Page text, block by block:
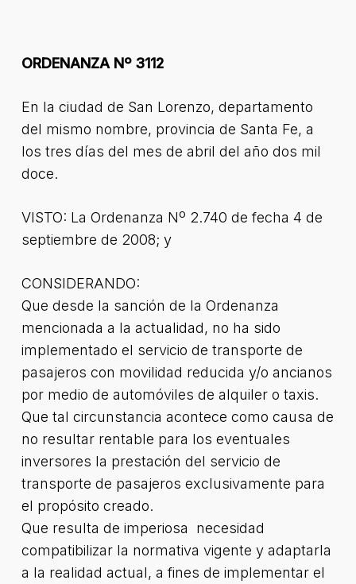
ORDENANZA Nº 3112
En la ciudad de San Lorenzo, departamento
del mismo nombre, provincia de Santa Fe, a
los tres días del mes de abril del año dos mil
doce.
VISTO: La Ordenanza Nº 2.740 de fecha 4 de
septiembre de 2008; y
CONSIDERANDO:
Que desde la sanción de la Ordenanza
mencionada a la actualidad, no ha sido
implementado el servicio de transporte de
pasajeros con movilidad reducida y/o ancianos
por medio de automóviles de alquiler o taxis.
Que tal circunstancia acontece como causa de
no resultar rentable para los eventuales
inversores la prestación del servicio de
transporte de pasajeros exclusivamente para
el propósito creado.
Que resulta de imperiosa necesidad
compatibilizar la normativa vigente y adaptarla
a la realidad actual, a fines de implementar el